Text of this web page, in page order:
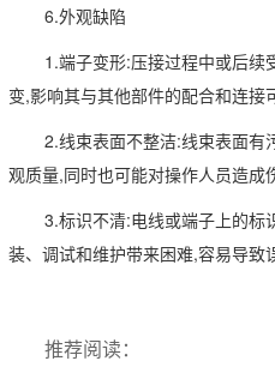
6.外观缺陷
1.端子变形:压接过程中或后续
变,影响其与其他部件的配合和连接
2.线束表面不整洁:线束表面有
观质量,同时也可能对操作人员造成
3.标识不清:电线或端子上的标
装、调试和维护带来困难,容易导致
推荐阅读：